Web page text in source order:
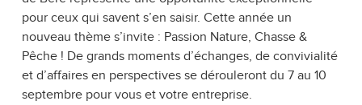
pour ceux qui savent s’en saisir. Cette année un
nouveau thème s’invite : Passion Nature, Chasse &
Pêche ! De grands moments d’échanges, de convivialité
et d’affaires en perspectives se dérouleront du 7 au 10
septembre pour vous et votre entreprise.